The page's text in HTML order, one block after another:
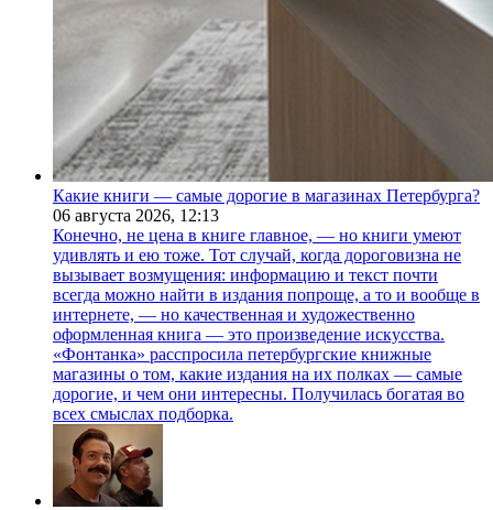
Какие книги — самые дорогие в магазинах Петербурга?
06 августа 2026, 12:13
Конечно, не цена в книге главное, — но книги умеют
удивлять и ею тоже. Тот случай, когда дороговизна не
вызывает возмущения: информацию и текст почти
всегда можно найти в издания попроще, а то и вообще в
интернете, — но качественная и художественно
оформленная книга — это произведение искусства.
«Фонтанка» расспросила петербургские книжные
магазины о том, какие издания на их полках — самые
дорогие, и чем они интересны. Получилась богатая во
всех смыслах подборка.